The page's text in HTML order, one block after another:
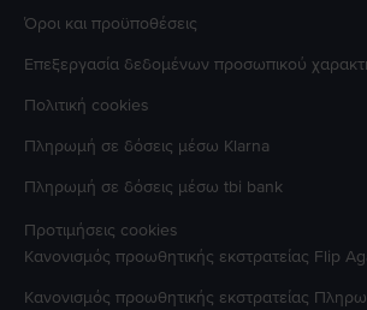
Όροι και προϋποθέσεις
Επεξεργασία δεδομένων προσωπικού
Πολιτική cookies
Πληρωμή σε δόσεις μέσω Klarna
Πληρωμή σε δόσεις μέσω tbi bank
Προτιμήσεις cookies
Κανονισμός προωθητικής εκστρατείας Flip
Κανονισμός προωθητικής εκστρατείας